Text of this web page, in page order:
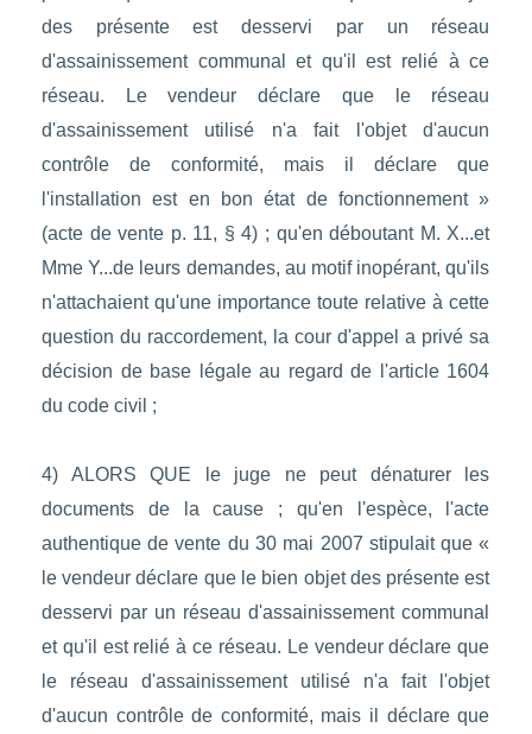
des présente est desservi par un réseau
d'assainissement communal et qu'il est relié à ce
réseau. Le vendeur déclare que le réseau
d'assainissement utilisé n'a fait l'objet d'aucun
contrôle de conformité, mais il déclare que
l'installation est en bon état de fonctionnement »
(acte de vente p. 11, § 4) ; qu'en déboutant M. X...et
Mme Y...de leurs demandes, au motif inopérant, qu'ils
n'attachaient qu'une importance toute relative à cette
question du raccordement, la cour d'appel a privé sa
décision de base légale au regard de l'article 1604
du code civil ;
4) ALORS QUE le juge ne peut dénaturer les
documents de la cause ; qu'en l'espèce, l'acte
authentique de vente du 30 mai 2007 stipulait que «
le vendeur déclare que le bien objet des présente est
desservi par un réseau d'assainissement communal
et qu'il est relié à ce réseau. Le vendeur déclare que
le réseau d'assainissement utilisé n'a fait l'objet
d'aucun contrôle de conformité, mais il déclare que